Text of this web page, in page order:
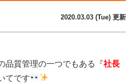
2020.03.03 (Tue) 更新
品質管理の一つでもある『社長
てです